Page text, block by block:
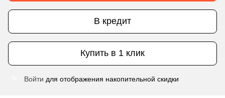
В кредит
Купить в 1 клик
Войти для отображения накопительной скидки